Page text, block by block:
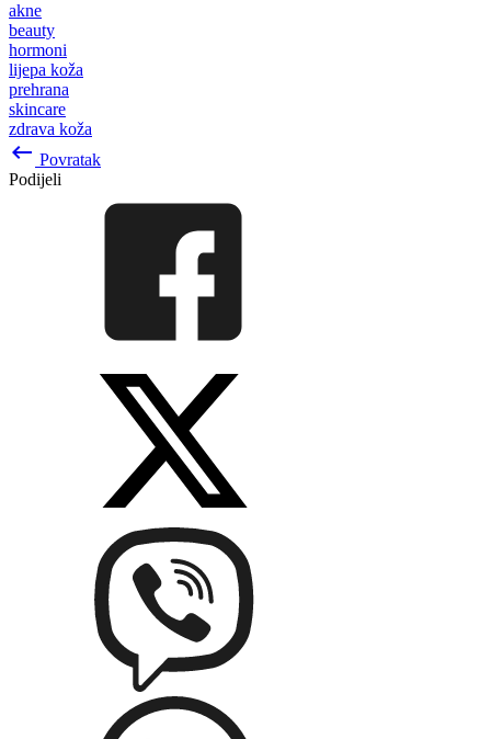
akne
beauty
hormoni
lijepa koža
prehrana
skincare
zdrava koža
keyboard_backspace Povratak
Podijeli